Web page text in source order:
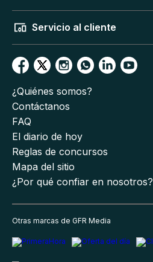
Servicio al cliente
¿Quiénes somos?
Contáctanos
FAQ
El diario de hoy
Reglas de concursos
Mapa del sitio
¿Por qué confiar en nosotros?
Otras marcas de GFR Media